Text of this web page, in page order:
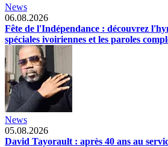
News
06.08.2026
Fête de l'Indépendance : découvrez
spéciales ivoiriennes et les paroles
News
05.08.2026
David Tayorault : après 40 ans au